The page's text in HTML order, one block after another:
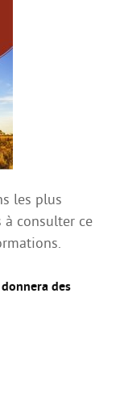
les plus
à consulter ce
des